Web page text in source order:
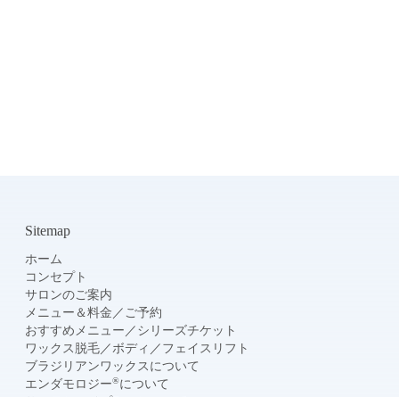
Sitemap
ホーム
コンセプト
サロンのご案内
メニュー＆料金 ／ ご予約
おすすめメニュー ／ シリーズチケット
ワックス脱毛／ボディ ／ フェイスリフト
ブラジリアンワックスについて
エンダモロジー®について